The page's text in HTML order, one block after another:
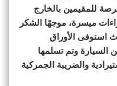
للمقيمين بالخارج
ميسرة، موجهًا الشكر
استوفى الأوراق
السيارة وتم تسلمها
والضريبة الجمركية